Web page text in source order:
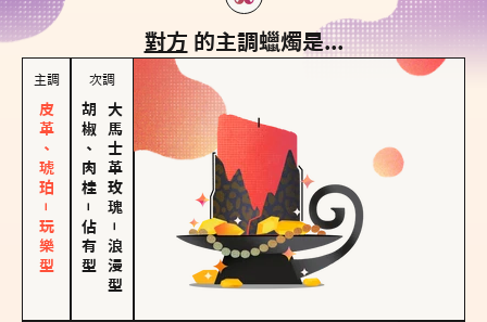
對方 的主調蠟燭是...
主調
皮革、琥珀－玩樂型
次調
胡椒、肉桂
－
佔有型
大馬士革玫瑰
－
浪漫型